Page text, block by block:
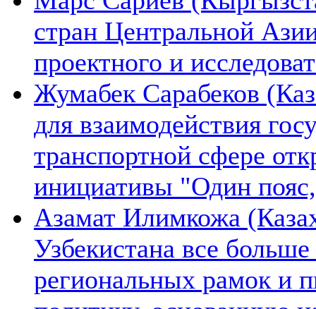
стран Центральной
проектного и
Жумабек Сарабеков
для взаимодействия
транспортной сфере
инициативы "Один
Азамат Илимкожа
Узбекистана все
региональных рамок и